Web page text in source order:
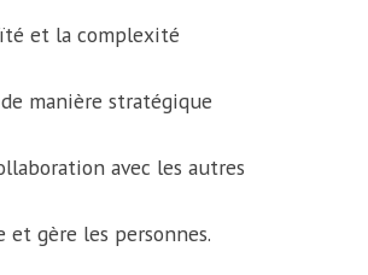
et la complexité
manière stratégique
avec les autres
et gère les personnes.